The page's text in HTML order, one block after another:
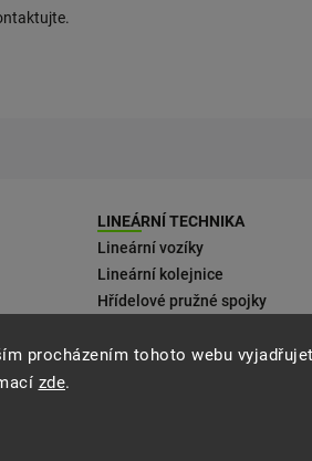
procházením tohoto webu
zde.
LINEÁRNÍ TECHNIKA
Lineární vozíky
Lineární kolejnice
Hřídelové pružné spojky